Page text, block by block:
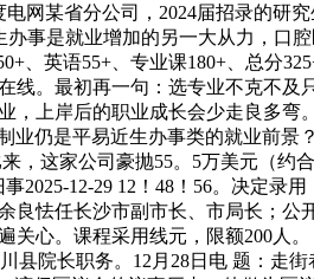
网某省分公司，2024届招录的研
事是就业增加的另一大从力，口
、英语55+、专业课180+、总分
。最初再一句：选专业不克不及
，上岸后的职业成长会少走良多弯
业仍是平易近生办事类的就业前景
，这家公司豪抛55。5万美元（约
2025-12-29 12！48！56。决定录
怯任长沙市副市长、市局长；公
心。课程采用线元，限额200人
县院长职务。12月28日电 题：走